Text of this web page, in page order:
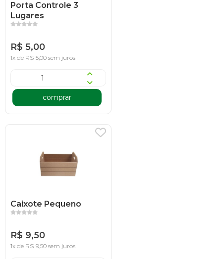
Porta Controle 3
Lugares
R$ 5,00
1x de R$ 5,00 sem juros
comprar
Caixote Pequeno
R$ 9,50
1x de R$ 9,50 sem juros